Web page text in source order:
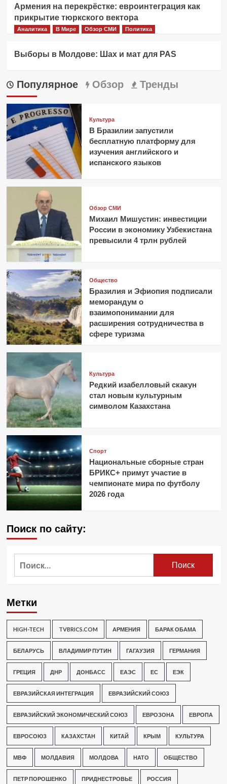
Армения на перекрёстке: евроинтеграция как
прикрытие тюркского вектора
Аналитика В Мире Обзор СМИ Политика
Выборы в Молдове: Шах и мат для PAS
Популярное Обзор Тренды
Культура
В Бразилии запустили
бесплатную платформу для
изучения английского и
испанского языков
Обзор СМИ
Михаил Мишустин: инвестиции
России в экономику Узбекистана
превысили 4 трлн рублей
Общество
Бразилия и Эфиопия подписали
меморандум о
взаимопонимании для
расширения сотрудничества в
сфере туризма
Культура
Редкий изабелловый скакун
стал новым культурным
символом Казахстана
Спорт
Национальные сборные стран
БРИКС+ примут участие в
чемпионате мира по футболу
2026 года
Поиск по сайту:
Метки
HIGH-TECH TVBRICS.COM АРМЕНИЯ БАРАК ОБАМА
БЕЛАРУСЬ ВЛАДИМИР ПУТИН ГАГАУЗИЯ ГЕРМАНИЯ
ГРЕЦИЯ ДНР ДОНБАСС ЕАЭС ЕС ЕЭК
ЕВРАЗИЙСКАЯ ИНТЕГРАЦИЯ ЕВРАЗИЙСКИЙ СОЮЗ
ЕВРАЗИЙСКИЙ ЭКОНОМИЧЕСКИЙ СОЮЗ ЕВРОЗОНА ЕВРОПА
ЕВРОСОЮЗ КАЗАХСТАН КИТАЙ КРЫМ КУЛЬТУРА
МВФ МОЛДАВИЯ МОЛДОВА НАТО ОБЩЕСТВО
ПЕТР ПОРОШЕНКО ПРИДНЕСТРОВЬЕ РОССИЯ